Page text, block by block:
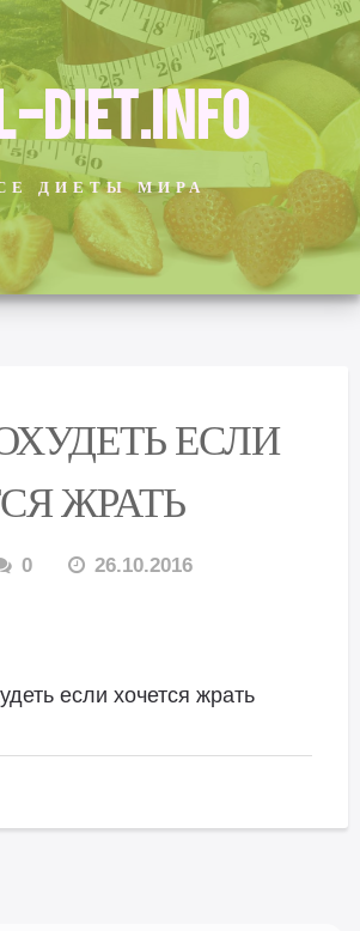
DIET.INFO
ДИЕТЫ МИРА
ЕСЛИ
ЖРАТЬ
0
26.10.2016
если хочется жрать